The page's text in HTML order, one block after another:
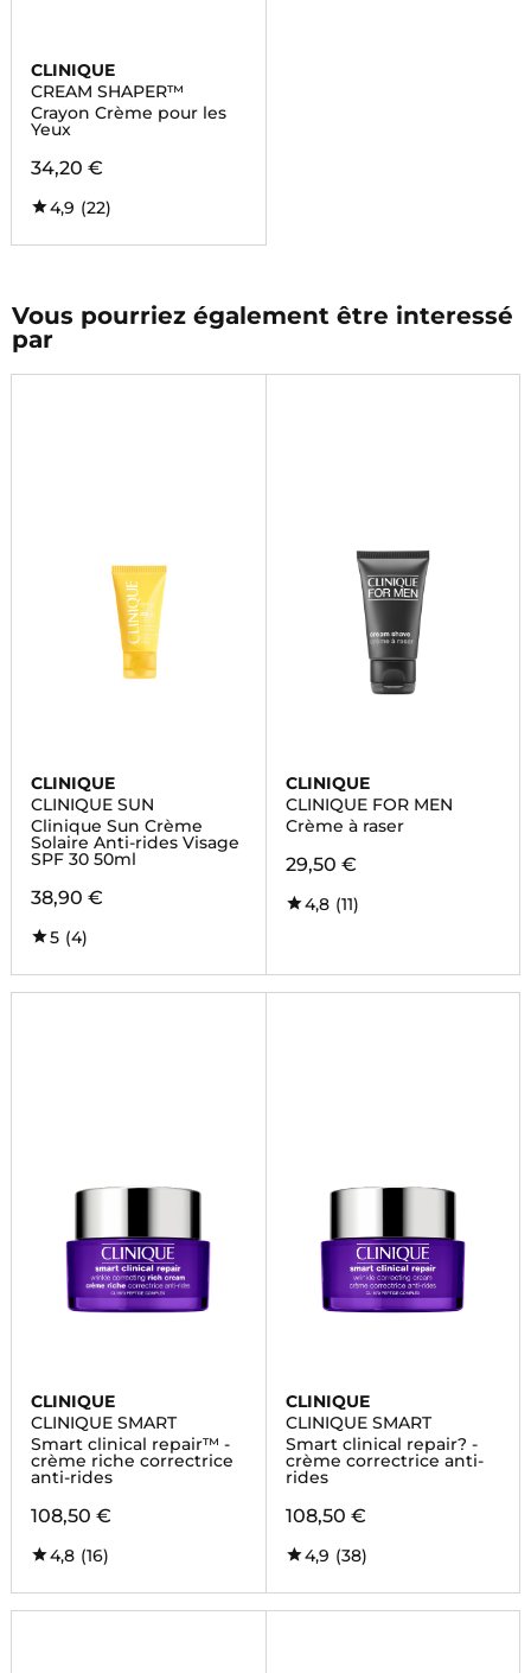
CLINIQUE
CREAM SHAPER™
Crayon Crème pour les
Yeux
34,20 €
4,9 (22)
Vous pourriez également être interessé
par
CLINIQUE
CLINIQUE SUN
Clinique Sun Crème
Solaire Anti-rides Visage
SPF 30 50ml
38,90 €
5 (4)
CLINIQUE
CLINIQUE FOR MEN
Crème à raser
29,50 €
4,8 (11)
CLINIQUE
CLINIQUE SMART
Smart clinical repair™ -
crème riche correctrice
anti-rides
108,50 €
4,8 (16)
CLINIQUE
CLINIQUE SMART
Smart clinical repair? -
crème correctrice anti-
rides
108,50 €
4,9 (38)